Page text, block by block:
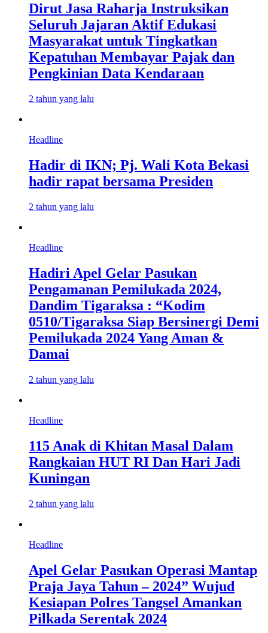
Dirut Jasa Raharja Instruksikan
Seluruh Jajaran Aktif Edukasi
Masyarakat untuk Tingkatkan
Kepatuhan Membayar Pajak dan
Pengkinian Data Kendaraan
2 tahun yang lalu
Headline
Hadir di IKN; Pj. Wali Kota Bekasi
hadir rapat bersama Presiden
2 tahun yang lalu
Headline
Hadiri Apel Gelar Pasukan
Pengamanan Pemilukada 2024,
Dandim Tigaraksa : “Kodim
0510/Tigaraksa Siap Bersinergi Demi
Pemilukada 2024 Yang Aman &
Damai
2 tahun yang lalu
Headline
115 Anak di Khitan Masal Dalam
Rangkaian HUT RI Dan Hari Jadi
Kuningan
2 tahun yang lalu
Headline
Apel Gelar Pasukan Operasi Mantap
Praja Jaya Tahun – 2024” Wujud
Kesiapan Polres Tangsel Amankan
Pilkada Serentak 2024